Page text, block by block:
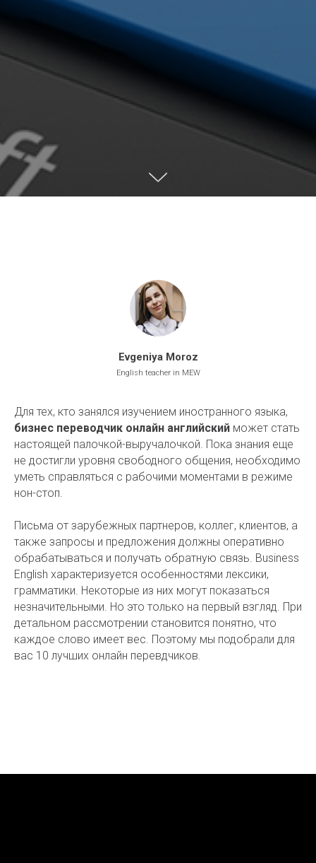
Evgeniya Moroz
English teacher in MEW
Для тех, кто занялся изучением иностранного языка,
бизнес переводчик онлайн английский может стать
настоящей палочкой-выручалочкой. Пока знания еще
не достигли уровня свободного общения, необходимо
уметь справляться с рабочими моментами в режиме
нон-стоп.
Письма от зарубежных партнеров, коллег, клиентов, а
также запросы и предложения должны оперативно
обрабатываться и получать обратную связь. Business
English характеризуется особенностями лексики,
грамматики. Некоторые из них могут показаться
незначительными. Но это только на первый взгляд. При
детальном рассмотрении становится понятно, что
каждое слово имеет вес. Поэтому мы подобрали для
вас 10 лучших онлайн перевдчиков.